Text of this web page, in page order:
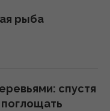
рыба
спустя